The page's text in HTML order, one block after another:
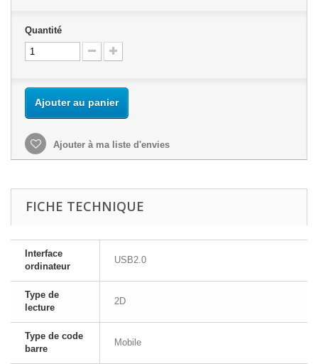
Quantité
Ajouter au panier
Ajouter à ma liste d'envies
FICHE TECHNIQUE
Interface
ordinateur
USB2.0
Type de
lecture
2D
Type de code
barre
Mobile